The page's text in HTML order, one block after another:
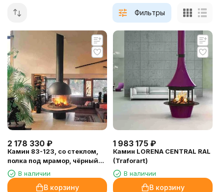
Фильтры
2 178 330 ₽
Камин 83-123, со стеклом,
полка под мрамор, чёрный
(Traforart)
В наличии
В корзину
1 983 175 ₽
Камин LORENA CENTRAL RAL
(Traforart)
В наличии
В корзину